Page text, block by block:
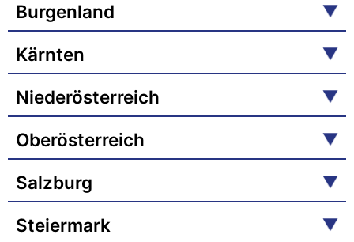
Burgenland
Kärnten
Niederösterreich
Oberösterreich
Salzburg
Steiermark